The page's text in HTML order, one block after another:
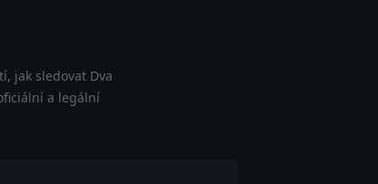
jak sledovat Dva
a legální